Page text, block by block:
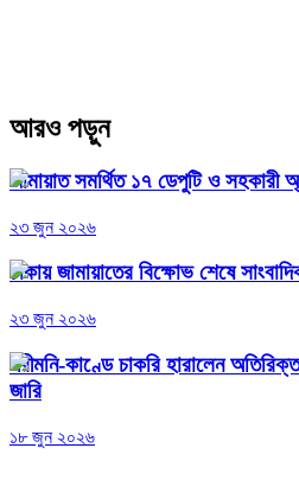
আরও পড়ুন
জামায়াত সমর্থিত ১৭ ডেপুটি ও সহকারী
২৩ জুন ২০২৬
ঢাকায় জামায়াতের বিক্ষোভ শেষে
২৩ জুন ২০২৬
পরীমনি-কাণ্ডে চাকরি হারালেন
জারি
১৮ জুন ২০২৬